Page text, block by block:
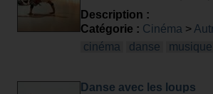
Description :
Catégorie : Cinéma >
cinéma
danse musique
Danse avec les loups